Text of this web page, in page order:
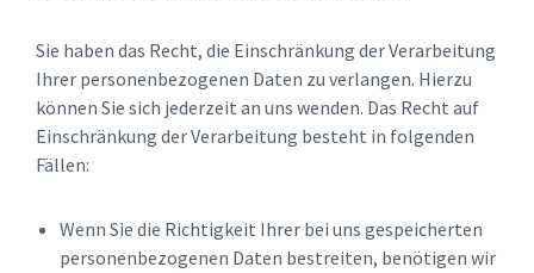
Sie haben das Recht, die Einschränkung der Verarbeitung
Ihrer personenbezogenen Daten zu verlangen. Hierzu
können Sie sich jederzeit an uns wenden. Das Recht auf
Einschränkung der Verarbeitung besteht in folgenden
Fällen:
Wenn Sie die Richtigkeit Ihrer bei uns gespeicherten
personenbezogenen Daten bestreiten, benötigen wir